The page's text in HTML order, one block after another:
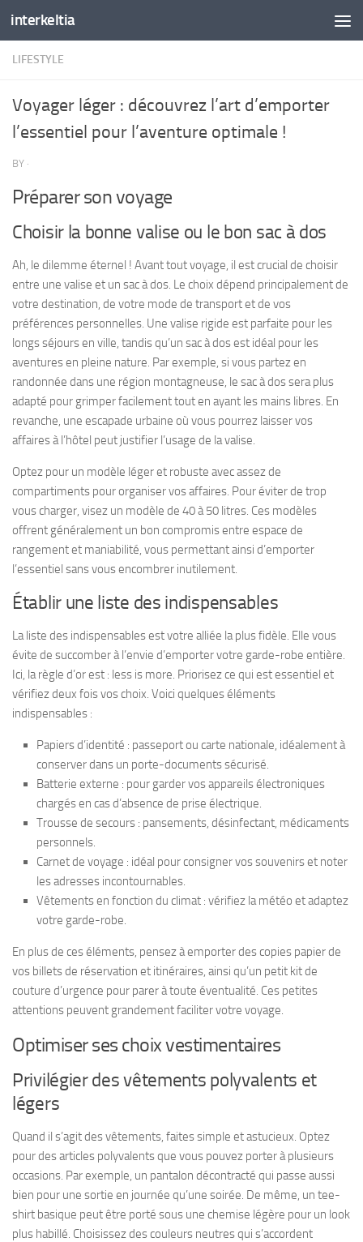
Skip to content
interkeltia
LIFESTYLE
Voyager léger : découvrez l’art d’emporter
l’essentiel pour l’aventure optimale !
BY ·
Préparer son voyage
Choisir la bonne valise ou le bon sac à dos
Ah, le dilemme éternel ! Avant tout voyage, il est crucial de choisir
entre une valise et un sac à dos. Le choix dépend principalement de
votre destination, de votre mode de transport et de vos
préférences personnelles. Une valise rigide est parfaite pour les
longs séjours en ville, tandis qu’un sac à dos est idéal pour les
aventures en pleine nature. Par exemple, si vous partez en
randonnée dans une région montagneuse, le sac à dos sera plus
adapté pour grimper facilement tout en ayant les mains libres. En
revanche, une escapade urbaine où vous pourrez laisser vos
affaires à l’hôtel peut justifier l’usage de la valise.
Optez pour un modèle légeret robuste avec assez de
compartiments pour organiser vos affaires. Pour éviter de trop
vous charger, visez un modèle de 40 à 50 litres. Ces modèles
offrent généralement un bon compromis entre espace de
rangement et maniabilité, vous permettant ainsi d’emporter
l’essentiel sans vous encombrer inutilement.
Établir une liste des indispensables
La liste des indispensables est votre alliée la plus fidèle. Elle vous
évite de succomber à l’envie d’emporter votre garde-robe entière.
Ici, la règle d’or est : less is more. Priorisez ce qui est essentiel et
vérifiez deux fois vos choix. Voici quelques éléments
indispensables :
Papiers d’identité : passeport ou carte nationale, idéalement à
conserver dans un porte-documents sécurisé.
Batterie externe : pour garder vos appareils électroniques
chargés en cas d’absence de prise électrique.
Trousse de secours : pansements, désinfectant, médicaments
personnels.
Carnet de voyage : idéal pour consigner vos souvenirs et noter
les adresses incontournables.
Vêtements en fonction du climat : vérifiez la météo et adaptez
votre garde-robe.
En plus de ces éléments, pensez à emporter des copies papier de
vos billets de réservation et itinéraires, ainsi qu’un petit kit de
couture d’urgence pour parer à toute éventualité. Ces petites
attentions peuvent grandement faciliter votre voyage.
Optimiser ses choix vestimentaires
Privilégier des vêtements polyvalents et
légers
Quand il s’agit des vêtements, faites simple et astucieux. Optez
pour des articles polyvalentsque vous pouvez porter à plusieurs
occasions. Par exemple, un pantalon décontracté qui passe aussi
bien pour une sortie en journée qu’une soirée. De même, un tee-
shirt basique peut être porté sous une chemise légère pour un look
plus habillé. Choisissez des couleurs neutres qui s’accordent